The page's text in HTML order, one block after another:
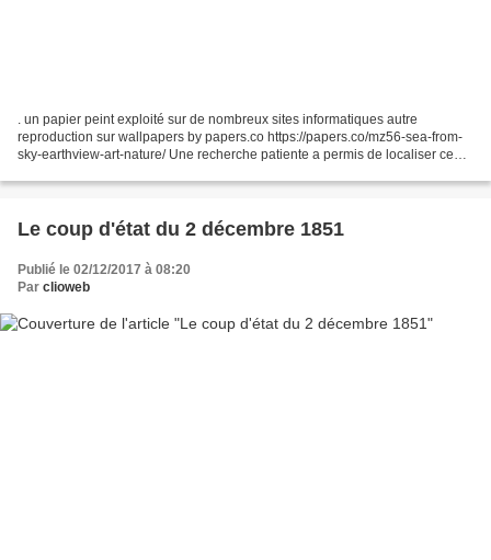
. un papier peint exploité sur de nombreux sites informatiques autre
reproduction sur wallpapers by papers.co https://papers.co/mz56-sea-from-
sky-earthview-art-nature/ Une recherche patiente a permis de localiser ce
Le coup d'état du 2 décembre 1851
Publié le 02/12/2017 à 08:20
Par clioweb